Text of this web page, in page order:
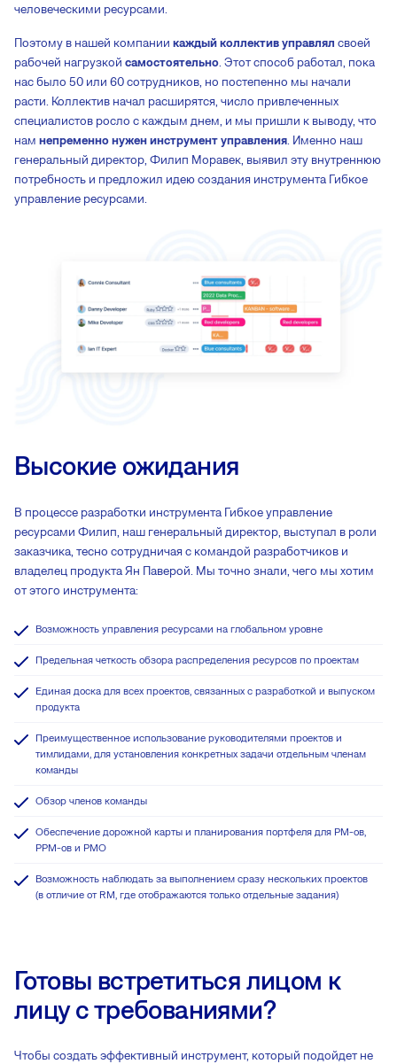
человеческими ресурсами.
Поэтому в нашей компании каждый коллектив управлял своей
рабочей нагрузкой самостоятельно . Этот способ работал, пока
нас было 50 или 60 сотрудников, но постепенно мы начали
расти. Коллектив начал расширятся, число привлеченных
специалистов росло с каждым днем, и мы пришли к выводу, что
нам непременно нужен инструмент управления . Именно наш
генеральный директор, Филип Моравек, выявил эту внутреннюю
потребность и предложил идею создания инструмента Гибкое
управление ресурсами.
Высокие ожидания
В процессе разработки инструмента Гибкое управление
ресурсами Филип, наш генеральный директор, выступал в роли
заказчика, тесно сотрудничая с командой разработчиков и
владелец продукта Ян Паверой. Мы точно знали, чего мы хотим
от этого инструмента:
Возможность управления ресурсами на глобальном уровне
Предельная четкость обзора распределения ресурсов по проектам
Единая доска для всех проектов, связанных с разработкой и выпуском
продукта
Преимущественное использование руководителями проектов и
тимлидами, для установления конкретных задачи отдельным членам
команды
Обзор членов команды
Обеспечение дорожной карты и планирования портфеля для PM-ов,
PPM-ов и PMO
Возможность наблюдать за выполнением сразу нескольких проектов
(в отличие от RM, где отображаются только отдельные задания)
Готовы встретиться лицом к
лицу с требованиями?
Чтобы создать эффективный инструмент, который подойдет не